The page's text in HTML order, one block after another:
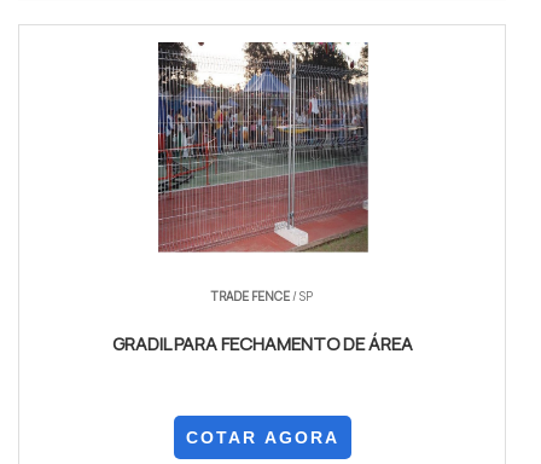
TRADE FENCE/ SP
GRADIL PARA FECHAMENTO DE ÁREA
COTAR AGORA